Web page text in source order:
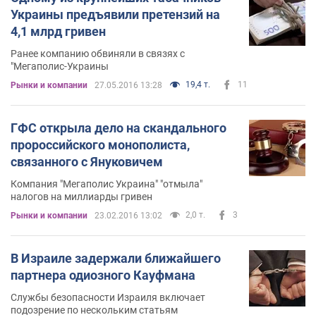
Украины предъявили претензий на
4,1 млрд гривен
Ранее компанию обвиняли в связях с
"Мегаполис-Украины
Рынки и компании 27.05.2016 13:28 19,4 т. 11
ГФС открыла дело на скандального
пророссийского монополиста,
связанного с Януковичем
Компания "Мегаполис Украина" "отмыла"
налогов на миллиарды гривен
Рынки и компании 23.02.2016 13:02 2,0 т. 3
В Израиле задержали ближайшего
партнера одиозного Кауфмана
Службы безопасности Израиля включает
подозрение по нескольким статьям